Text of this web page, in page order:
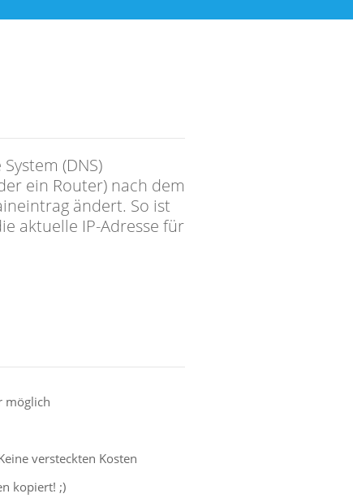
(DNS)
ein Router) nach dem
ändert. So ist
aktuelle IP-Adresse für
möglich
versteckten Kosten
kopiert! ;)